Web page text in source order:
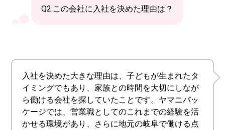
Q2:この会社に入社を決めた理由は？
入社を決めた大きな理由は、子どもが生まれたタ
イミングでもあり、家族との時間を大切にしなが
ら働ける会社を探していたことです。ヤマニパッ
ケージでは、営業職としてのこれまでの経験を活
かせる環境があり、さらに地元の岐阜で働ける点